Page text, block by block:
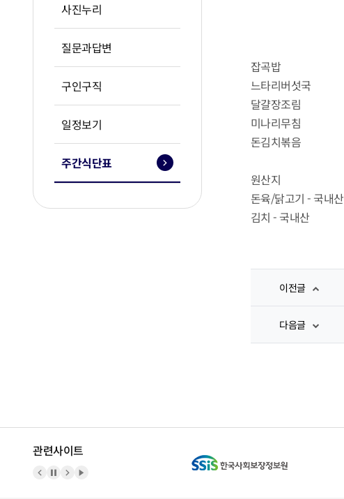
잡곡밥
느타리버섯국
달걀장조림
미나리무침
돈김치볶음
원산지
돈육/닭고기 - 국내산
김치 - 국내산
이전글
다음글
사진누리
질문과답변
구인구직
일정보기
주간식단표
관련사이트
이전 배너
배너 정지
다음 배너
배너 재생